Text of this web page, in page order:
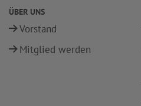
ÜBER UNS
Vorstand
Mitglied werden